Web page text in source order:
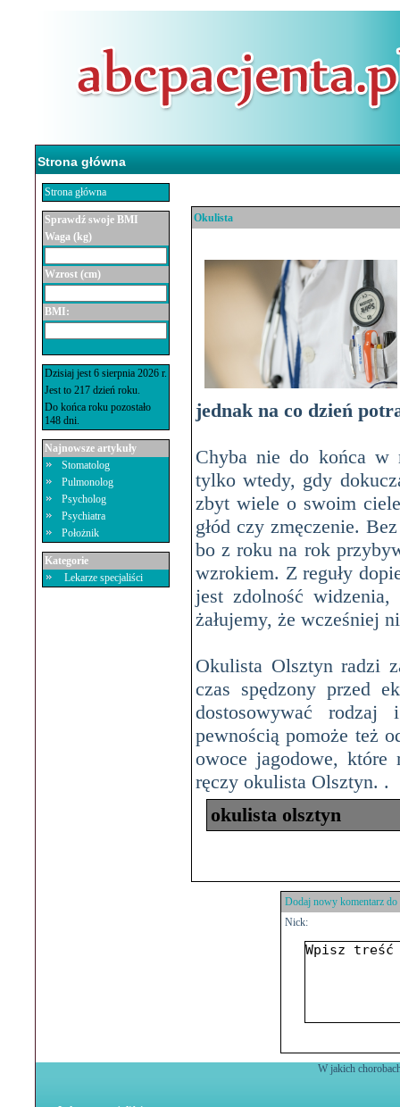
Strona główna
Strona główna
Sprawdź swoje BMI
Waga (kg)
Wzrost (cm)
BMI:
Dzisiaj jest 6 sierpnia 2026 r.
Jest to 217 dzień roku.
Do końca roku pozostało
148 dni.
Najnowsze artykuły
Stomatolog
Pulmonolog
Psycholog
Psychiatra
Położnik
Kategorie
Lekarze specjaliści
Okulista
jednak na co dzień
Chyba nie do końca w
tylko wtedy, gdy
zbyt wiele o swoim
głód czy zmęczenie.
bo z roku na rok
wzrokiem. Z reguły
jest zdolność
żałujemy, że wcześniej
Okulista Olsztynradzi
czas spędzony przed
dostosowywać
pewnością pomoże też
owoce jagodowe, które
ręczy okulista Olsztyn. .
okulista olsztyn
Dodaj nowy komentarz
Nick:
W jakich